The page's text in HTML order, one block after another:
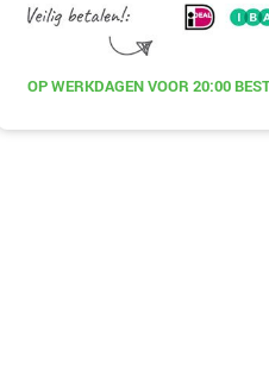
OP WERKDAGENVOOR 20:00